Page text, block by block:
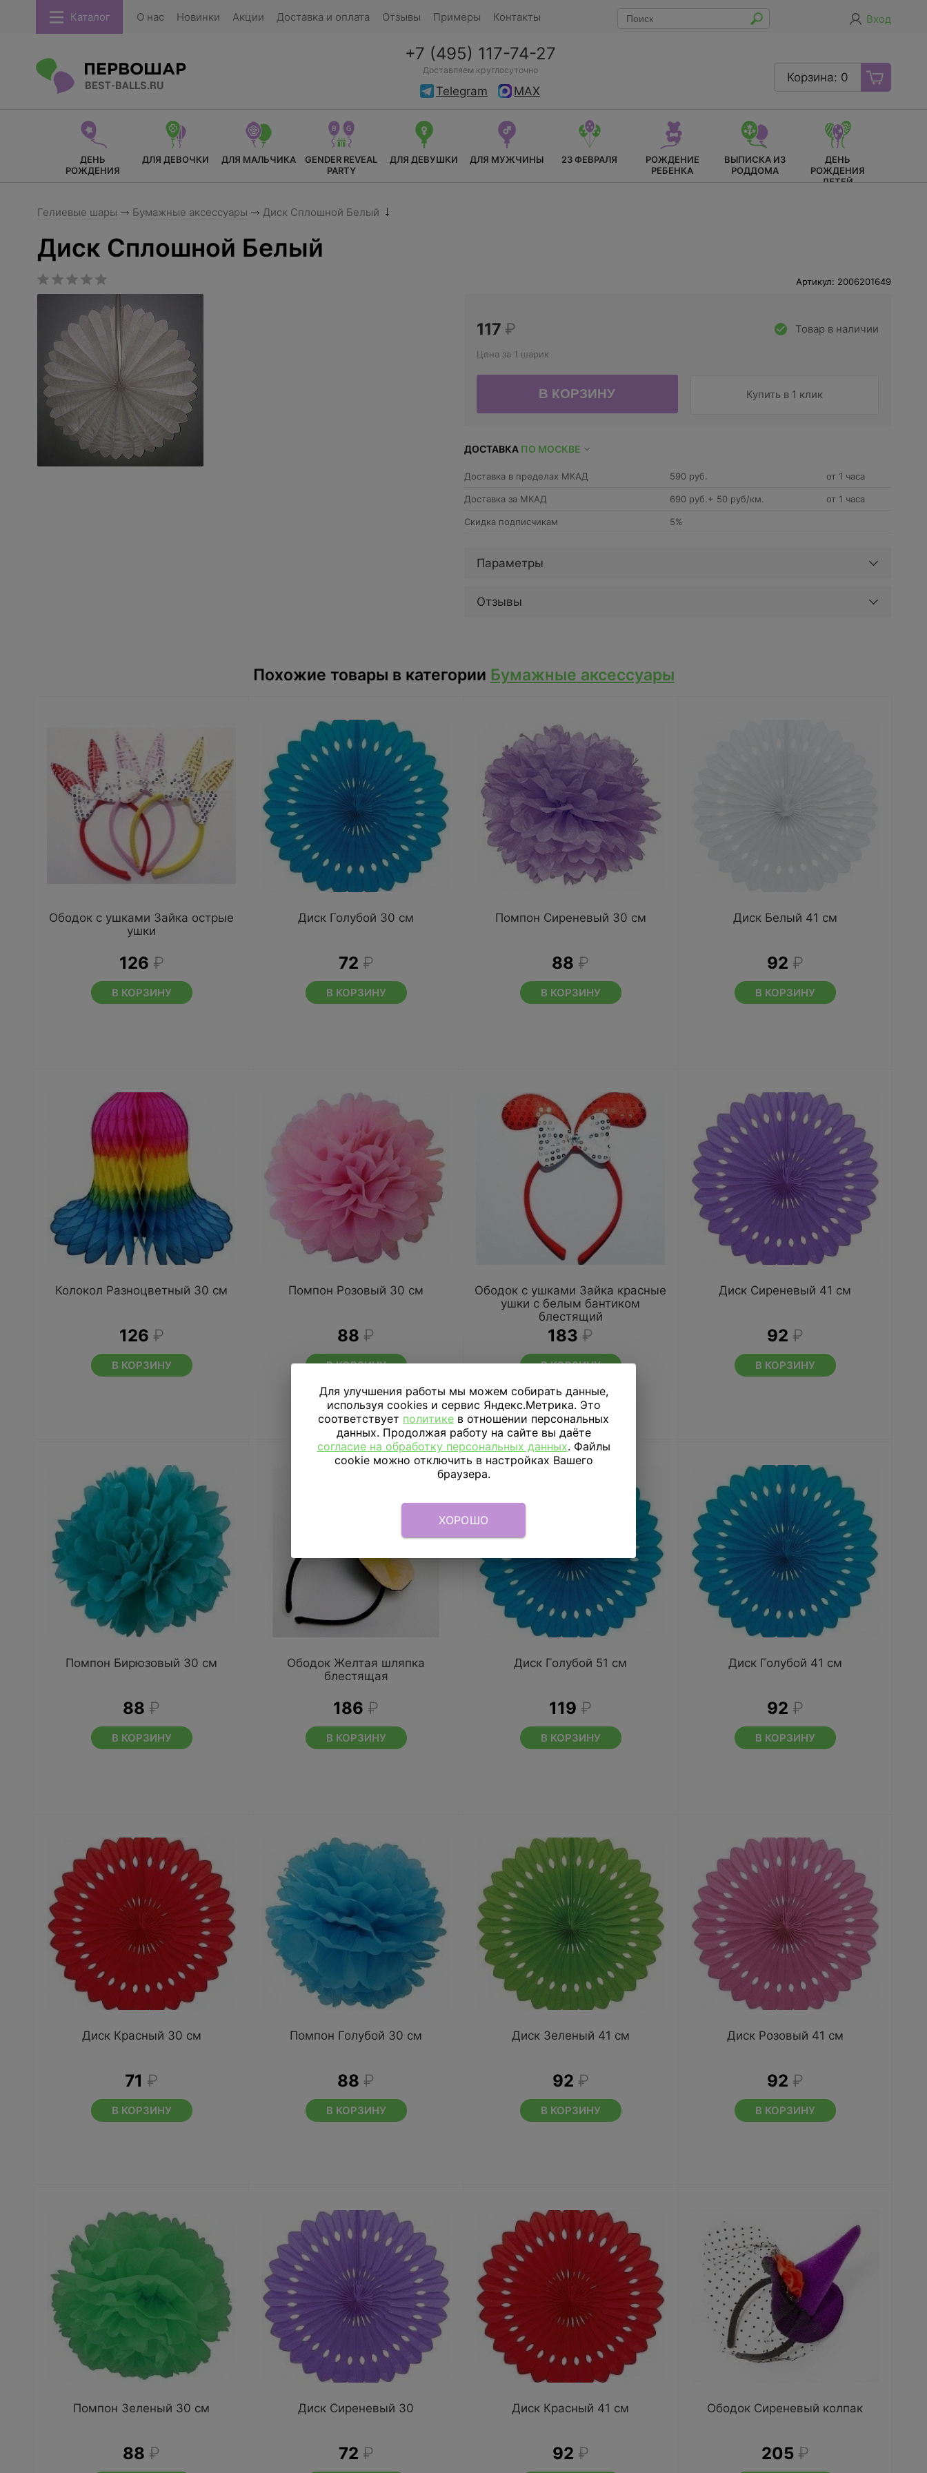
Каталог О нас Новинки Акции Доставка и оплата Отзывы Примеры Контакты Вход
+7 (495) 117-74-27
Доставляем круглосуточно
Telegram MAX
Корзина: 0
ДЕНЬ
РОЖДЕНИЯ
ДЛЯ ДЕВОЧКИ ДЛЯ МАЛЬЧИКА
GENDER REVEAL
PARTY
ДЛЯ ДЕВУШКИ ДЛЯ МУЖЧИНЫ 23 ФЕВРАЛЯ
РОЖДЕНИЕ
РЕБЕНКА
ВЫПИСКА ИЗ
РОДДОМА
ДЕНЬ
РОЖДЕНИЯ
ДЕТЕЙ
Гелиевые шары Бумажные аксессуары Диск Сплошной Белый
Диск Сплошной Белый
Артикул: 2006201649
Товар в наличии
117 ₽
Цена за 1 шарик
Купить в 1 клик
ДОСТАВКА ПО МОСКВЕ
Доставка в пределах МКАД 590 руб. от 1 часа
Доставка за МКАД 690 руб.+ 50 руб/км. от 1 часа
Скидка подписчикам 5%
Параметры
Отзывы
Похожие товары в категории Бумажные аксессуары
Ободок с ушками Зайка острые
ушки
126 ₽
В КОРЗИНУ
Диск Голубой 30 см
72 ₽
В КОРЗИНУ
Помпон Сиреневый 30 см
88 ₽
В КОРЗИНУ
Диск Белый 41 см
92 ₽
В КОРЗИНУ
Колокол Разноцветный 30 см
126 ₽
В КОРЗИНУ
Помпон Розовый 30 см
88 ₽
В КОРЗИНУ
Ободок с ушками Зайка красные
ушки с белым бантиком
блестящий
183 ₽
В КОРЗИНУ
Диск Сиреневый 41 см
92 ₽
В КОРЗИНУ
Помпон Бирюзовый 30 см
88 ₽
В КОРЗИНУ
Ободок Желтая шляпка
блестящая
186 ₽
В КОРЗИНУ
Диск Голубой 51 см
119 ₽
В КОРЗИНУ
Диск Голубой 41 см
92 ₽
В КОРЗИНУ
Диск Красный 30 см
71 ₽
В КОРЗИНУ
Помпон Голубой 30 см
88 ₽
В КОРЗИНУ
Диск Зеленый 41 см
92 ₽
В КОРЗИНУ
Диск Розовый 41 см
92 ₽
В КОРЗИНУ
Помпон Зеленый 30 см
88 ₽
Диск Сиреневый 30
72 ₽
Диск Красный 41 см
92 ₽
Ободок Сиреневый колпак
205 ₽
Для улучшения работы мы можем собирать данные,
используя cookies и сервис Яндекс.Метрика. Это
соответствует политике в отношении персональных
данных. Продолжая работу на сайте вы даёте
согласие на обработку персональных данных. Файлы
cookie можно отключить в настройках Вашего
браузера.
ХОРОШО